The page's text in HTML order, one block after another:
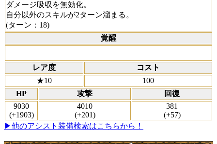
ダメージ吸収を無効化。
自分以外のスキルが2ターン溜まる。
(ターン：18)
覚醒
レア度
コスト
★10
100
HP
攻撃
回復
9030
(+1903)
4010
(+201)
381
(+57)
▶他のアシスト装備検索はこちらから！